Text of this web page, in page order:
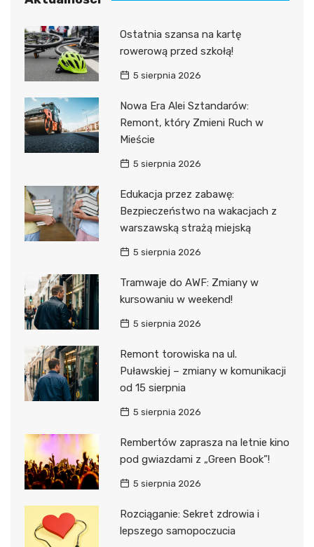
Ostatnia szansa na kartę
rowerową przed szkołą!
5 sierpnia 2026
Nowa Era Alei Sztandarów:
Remont, który Zmieni Ruch w
Mieście
5 sierpnia 2026
Edukacja przez zabawę:
Bezpieczeństwo na wakacjach z
warszawską strażą miejską
5 sierpnia 2026
Tramwaje do AWF: Zmiany w
kursowaniu w weekend!
5 sierpnia 2026
Remont torowiska na ul.
Puławskiej – zmiany w komunikacji
od 15 sierpnia
5 sierpnia 2026
Rembertów zaprasza na letnie kino
pod gwiazdami z „Green Book”!
5 sierpnia 2026
Rozciąganie: Sekret zdrowia i
lepszego samopoczucia